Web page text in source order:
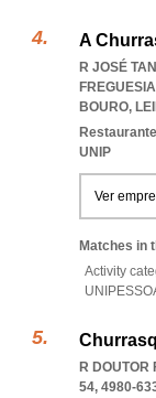
A
R JOSÉ
BOURO,
UNIP
Ver
Matches in
Activity
R
54, 4980-